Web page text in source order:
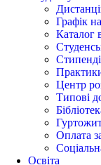
Графік
Каталог
Центр
Типові
Оплата
Освіта